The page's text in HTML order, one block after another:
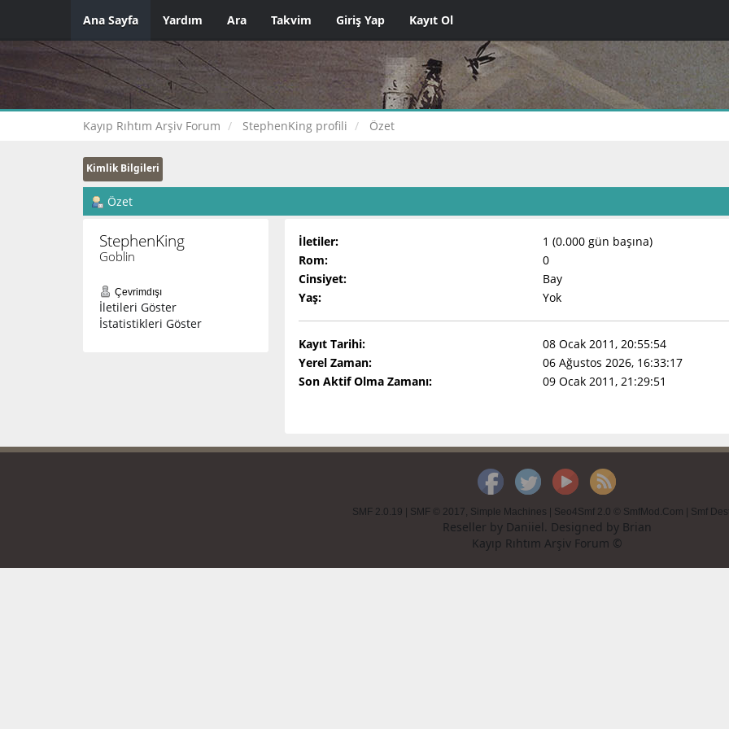
Ana Sayfa Yardım Ara Takvim Giriş Yap Kayıt Ol
Kayıp Rıhtım Arşiv Forum StephenKing profili Özet
Kimlik Bilgileri
Özet
StephenKing
Goblin
Çevrimdışı
İletileri Göster
İstatistikleri Göster
İletiler:
1 (0.000 gün başına)
Rom:
0
Cinsiyet:
Bay
Yaş:
Yok
Kayıt Tarihi:
08 Ocak 2011, 20:55:54
Yerel Zaman:
06 Ağustos 2026, 16:33:17
Son Aktif Olma Zamanı:
09 Ocak 2011, 21:29:51
SMF 2.0.19 | SMF © 2017 Simple Machines | Seo4Smf 2.0 © SmfMod.Com | Smf
Reseller by Daniiel. Designed by Brian
Kayıp Rıhtım Arşiv Forum ©